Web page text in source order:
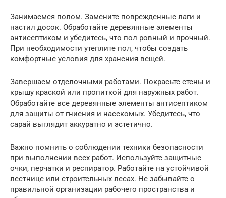
Занимаемся полом. Замените поврежденные лаги и
настил досок. Обработайте деревянные элементы
антисептиком и убедитесь, что пол ровный и прочный.
При необходимости утеплите пол, чтобы создать
комфортные условия для хранения вещей.
Завершаем отделочными работами. Покрасьте стены и
крышу краской или пропиткой для наружных работ.
Обработайте все деревянные элементы антисептиком
для защиты от гниения и насекомых. Убедитесь, что
сарай выглядит аккуратно и эстетично.
Важно помнить о соблюдении техники безопасности
при выполнении всех работ. Используйте защитные
очки, перчатки и респиратор. Работайте на устойчивой
лестнице или строительных лесах. Не забывайте о
правильной организации рабочего пространства и